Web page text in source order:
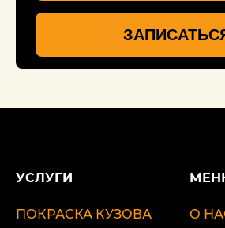
УСЛУГИ
ПОКРАСКА КУЗОВА
О